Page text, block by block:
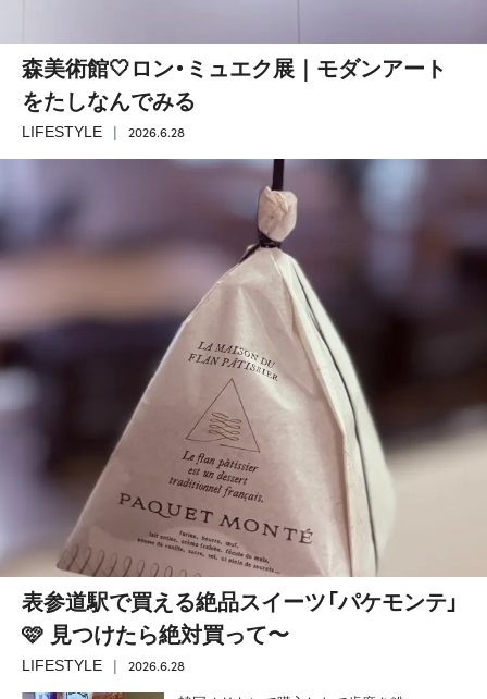
森美術館🤍ロン・ミュエク展｜モダンアート
をたしなんでみる
LIFESTYLE 2026.6.28
表参道駅で買える絶品スイーツ「パケモンテ」
🩷 見つけたら絶対買って〜
LIFESTYLE 2026.6.28